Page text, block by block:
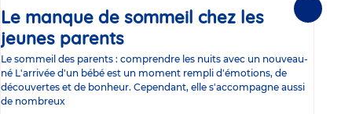
Le manque de sommeil chez les
jeunes parents
Le sommeil des parents : comprendre les nuits avec un nouveau-
né L'arrivée d'un bébé est un moment rempli d'émotions, de
découvertes et de bonheur. Cependant, elle s'accompagne aussi
de nombreux